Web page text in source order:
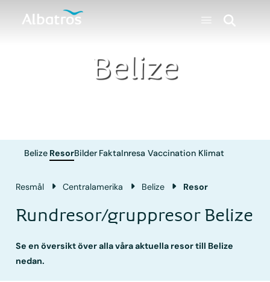
Belize
Belize ResorBilder FaktaInresa Vaccination Klimat
Resmål Central­amerika Belize Resor
Rundresor/gruppresor Belize
Se en översikt över alla våra aktuella resor till Belize
nedan.